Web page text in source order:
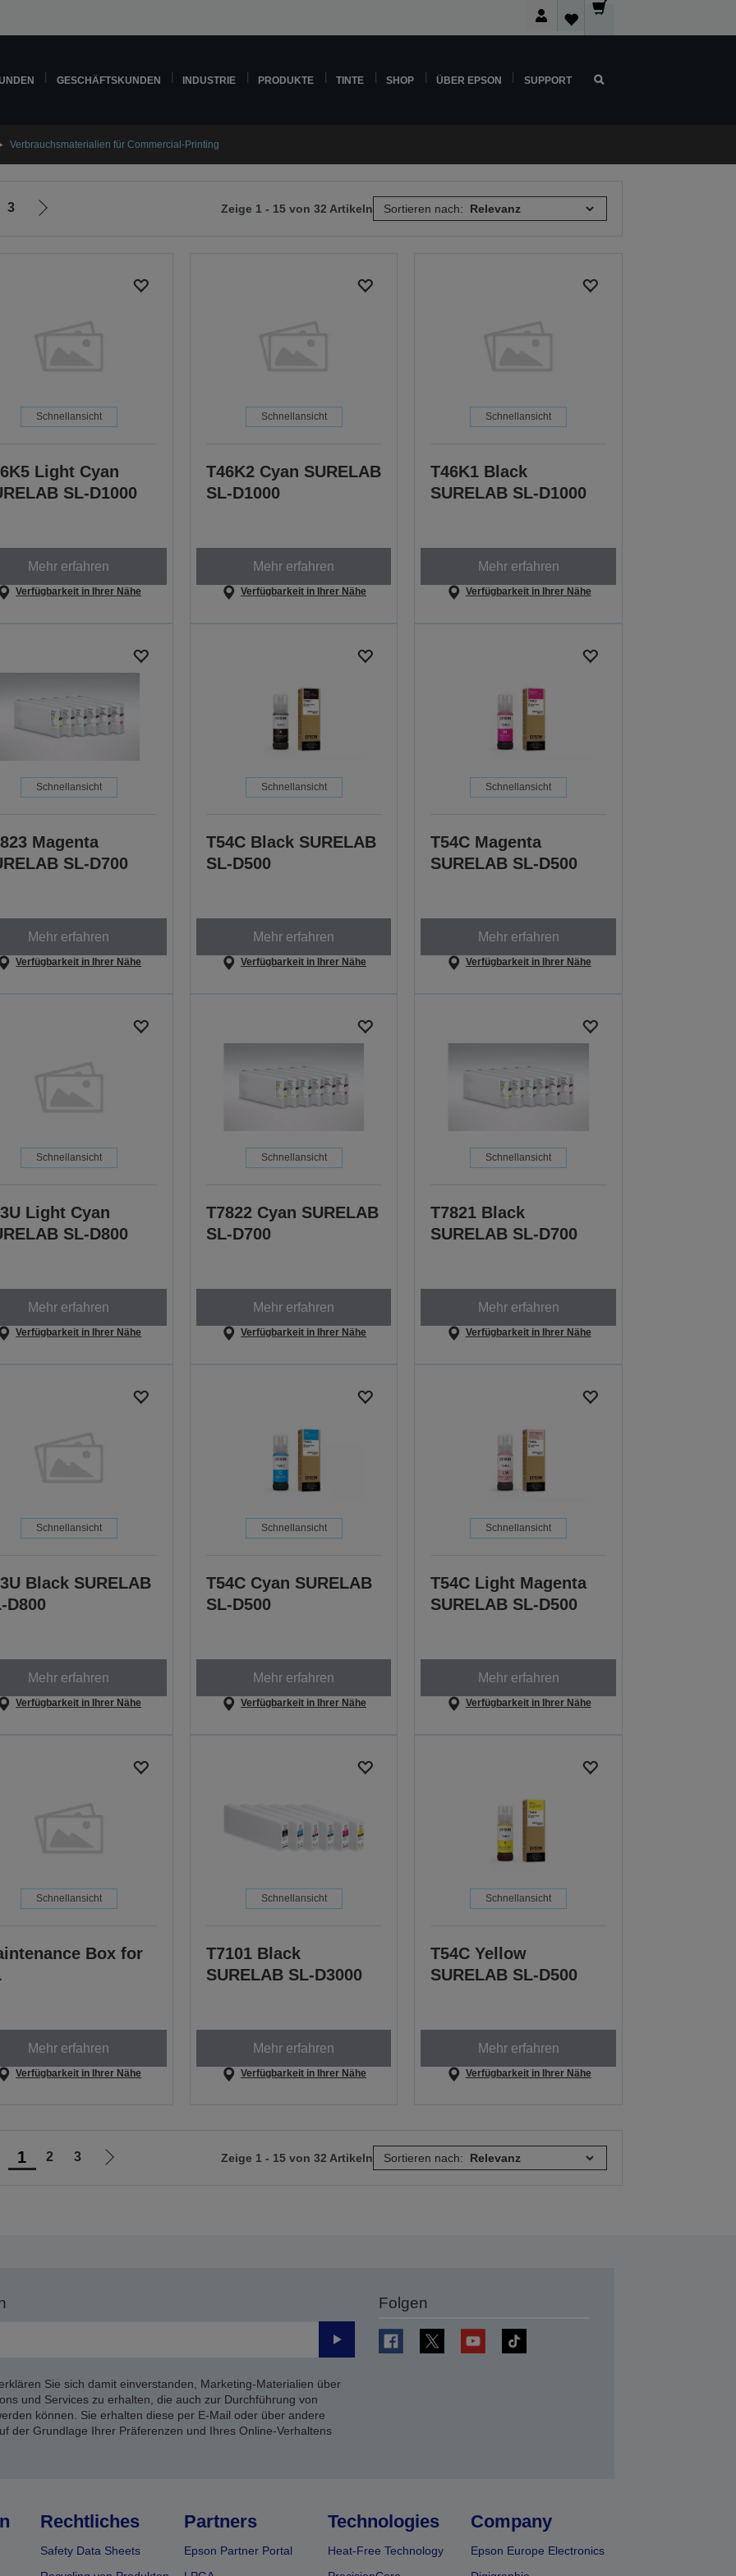
GESCHÄFTSKUNDEN INDUSTRIE PRODUKTE TINTE SHOP ÜBER EPSON SUPPORT
Verbrauchsmaterialien für Commercial-Printing
3
Zur
Zeige 1 - 15 von 32 Artikeln Sortieren nach:
Schnellansicht
Light Cyan
SL-D1000
Mehr erfahren
Verfügbarkeit in Ihrer Nähe
Schnellansicht
T46K2 Cyan SURELAB
SL-D1000
Mehr erfahren
Verfügbarkeit in Ihrer Nähe
Schnellansicht
T46K1 Black
SURELAB SL-D1000
Mehr erfahren
Verfügbarkeit in Ihrer Nähe
Schnellansicht
Magenta
SL-D700
Mehr erfahren
Verfügbarkeit in Ihrer Nähe
Schnellansicht
T54C Black SURELAB
SL-D500
Mehr erfahren
Verfügbarkeit in Ihrer Nähe
Schnellansicht
T54C Magenta
SURELAB SL-D500
Mehr erfahren
Verfügbarkeit in Ihrer Nähe
Schnellansicht
Light Cyan
SL-D800
Mehr erfahren
Verfügbarkeit in Ihrer Nähe
Schnellansicht
T7822 Cyan SURELAB
SL-D700
Mehr erfahren
Verfügbarkeit in Ihrer Nähe
Schnellansicht
T7821 Black
SURELAB SL-D700
Mehr erfahren
Verfügbarkeit in Ihrer Nähe
Schnellansicht
Black SURELAB
D800
Mehr erfahren
Verfügbarkeit in Ihrer Nähe
Schnellansicht
T54C Cyan SURELAB
SL-D500
Mehr erfahren
Verfügbarkeit in Ihrer Nähe
Schnellansicht
T54C Light Magenta
SURELAB SL-D500
Mehr erfahren
Verfügbarkeit in Ihrer Nähe
Schnellansicht
Box for
Mehr erfahren
Verfügbarkeit in Ihrer Nähe
Schnellansicht
T7101 Black
SURELAB SL-D3000
Mehr erfahren
Verfügbarkeit in Ihrer Nähe
Schnellansicht
T54C Yellow
SURELAB SL-D500
Mehr erfahren
Verfügbarkeit in Ihrer Nähe
1 2 3
Zur
Zeige 1 - 15 von 32 Artikeln Sortieren nach:
Senden
Sie sich damit einverstanden, Marketing-Materialien über
und Services zu erhalten, die auch zur Durchführung von
können. Sie erhalten diese per E-Mail oder über andere
der Grundlage Ihrer Präferenzen und Ihres Online-Verhaltens
Folgen
Rechtliches
Safety Data Sheets
Partners
Epson Partner Portal
Technologies
Heat-Free Technology
Company
Epson Europe Electronics